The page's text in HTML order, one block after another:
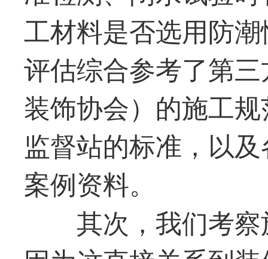
工材料是否选用防
评估综合参考了第
装饰协会）的施工
监督站的标准，以
案例资料。
其次，我们考